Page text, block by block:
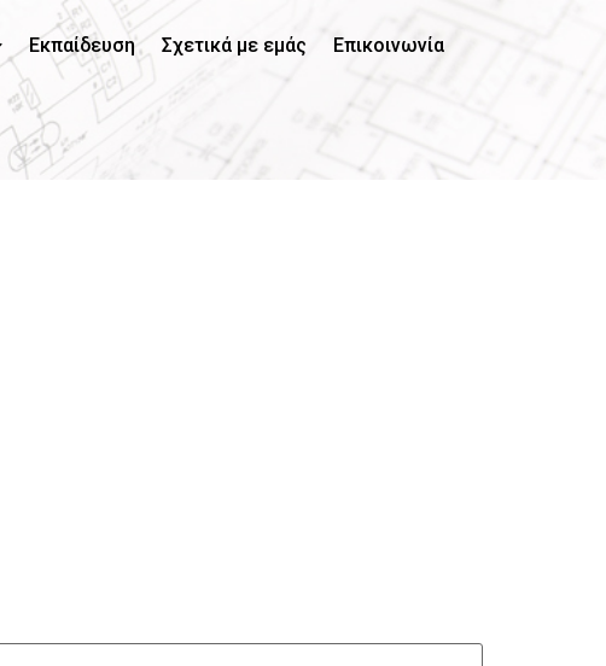
Εκπαίδευση Σχετικά με εμάς Επικοινωνία